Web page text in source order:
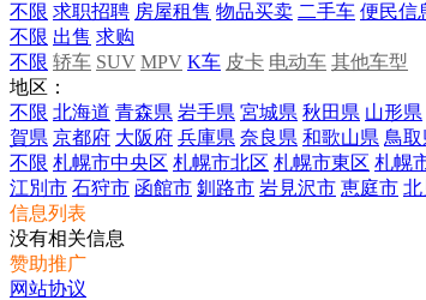
不限 求职招聘 房屋租售 物品买卖 二手车 便民信
不限 出售 求购
不限 轿车 SUV MPV K车 皮卡 电动车 其他车型
地区：
不限 北海道 青森県 岩手県 宮城県 秋田県 山形県
賀県 京都府 大阪府 兵庫県 奈良県 和歌山県 鳥取
不限 札幌市中央区 札幌市北区 札幌市東区 札幌
江別市 石狩市 函館市 釧路市 岩見沢市 恵庭市 北
信息列表
没有相关信息
赞助推广
网站协议